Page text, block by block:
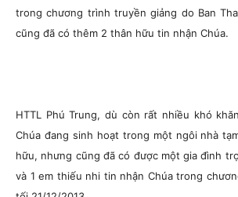
trong chương trình truyền giảng do Ban
cũng đã có thêm 2 thân hữu tin nhận Chúa.
HTTL Phú Trung, dù còn rất nhiều khó
Chúa đang sinh hoạt trong một ngôi nhà
hữu, nhưng cũng đã có được một gia đình
và 1 em thiếu nhi tin nhận Chúa trong